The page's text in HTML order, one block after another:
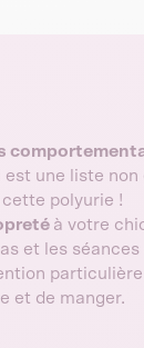
est une liste
polyurie !
à votre
et les séances
particulière
et de manger.